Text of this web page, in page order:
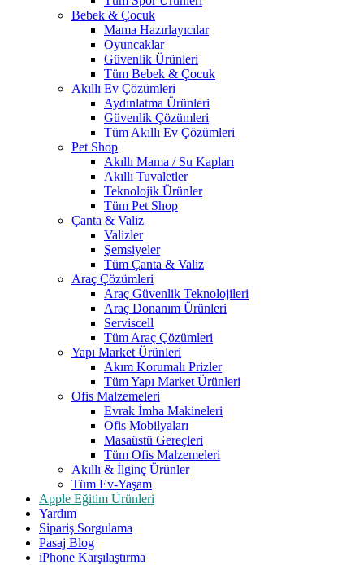
Bebek & Çocuk
Mama Hazırlayıcılar
Oyuncaklar
Güvenlik Ürünleri
Tüm Bebek & Çocuk
Akıllı Ev Çözümleri
Aydınlatma Ürünleri
Güvenlik Çözümleri
Tüm Akıllı Ev Çözümleri
Pet Shop
Akıllı Mama / Su Kapları
Akıllı Tuvaletler
Teknolojik Ürünler
Tüm Pet Shop
Çanta & Valiz
Valizler
Şemsiyeler
Tüm Çanta & Valiz
Araç Çözümleri
Araç Güvenlik Teknolojileri
Araç Donanım Ürünleri
Serviscell
Tüm Araç Çözümleri
Yapı Market Ürünleri
Akım Korumalı Prizler
Tüm Yapı Market Ürünleri
Ofis Malzemeleri
Evrak İmha Makineleri
Ofis Mobilyaları
Masaüstü Gereçleri
Tüm Ofis Malzemeleri
Akıllı & İlginç Ürünler
Tüm Ev-Yaşam
Apple Eğitim Ürünleri
Yardım
Sipariş Sorgulama
Pasaj Blog
iPhone Karşılaştırma